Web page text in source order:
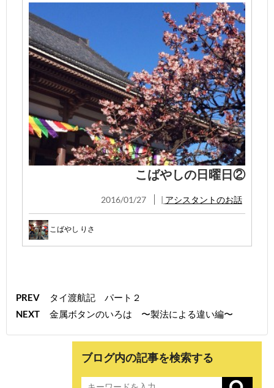
こばやしの日曜日②
2016/01/27 | アシスタントのお話
こばやし りさ
PREV
タイ渡航記 パート２
NEXT
金属ボタンのいろは 〜製法による違い編〜
ブログ内の記事を検索する